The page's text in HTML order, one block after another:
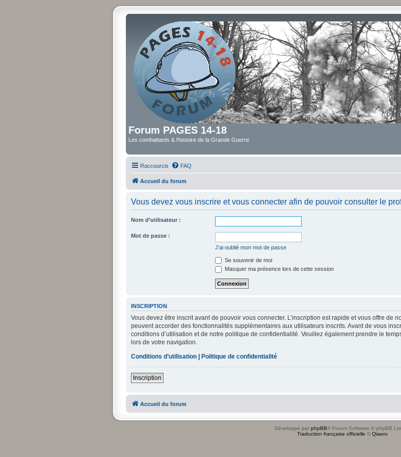
Forum PAGES 14-18
Les combattants & l'histoire de la Grande Guerre
Raccourcis FAQ
Accueil du forum
Vous devez vous inscrire et vous connecter afin de pouvoir consulter le
Nom d’utilisateur :
Mot de passe :
J’ai oublié mon mot de passe
Se souvenir de moi
Masquer ma présence lors de cette session
INSCRIPTION
Vous devez être inscrit avant de pouvoir vous connecter. L’inscription est rapide et vous offre de
peuvent accorder des fonctionnalités supplémentaires aux utilisateurs inscrits. Avant de vous
conditions d’utilisation et de notre politique de confidentialité. Veuillez également prendre le
lors de votre navigation.
Conditions d’utilisation
Politique de confidentialité
Inscription
Accueil du forum
Développé par phpBB® Forum Software © phpBB
Traduction française officielle © Qiaeru